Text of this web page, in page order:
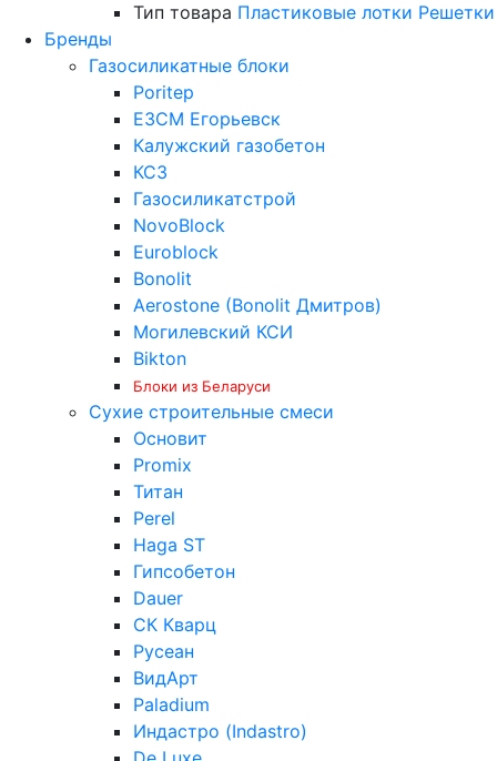
Тип товара Пластиковые лотки Решетки
Бренды
Газосиликатные блоки
Poritep
ЕЗСМ Егорьевск
Калужский газобетон
КСЗ
Газосиликатстрой
NovoBlock
Euroblock
Bonolit
Aerostone (Bonolit Дмитров)
Могилевский КСИ
Bikton
Блоки из Беларуси
Сухие строительные смеси
Основит
Promix
Титан
Perel
Haga ST
Гипсобетон
Dauer
СК Кварц
Русеан
ВидАрт
Paladium
Индастро (Indastro)